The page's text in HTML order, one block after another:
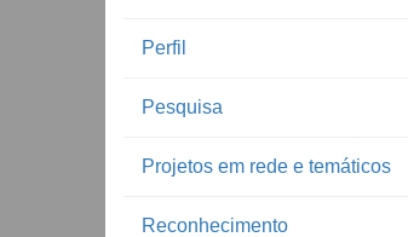
Perfil
Pesquisa
Projetos em rede e temáticos
Reconhecimento